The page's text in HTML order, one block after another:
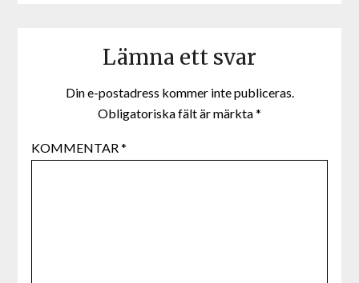
Lämna ett svar
Din e-postadress kommer inte publiceras.
Obligatoriska fält är märkta*
KOMMENTAR*